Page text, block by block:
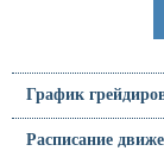
График
Расписание